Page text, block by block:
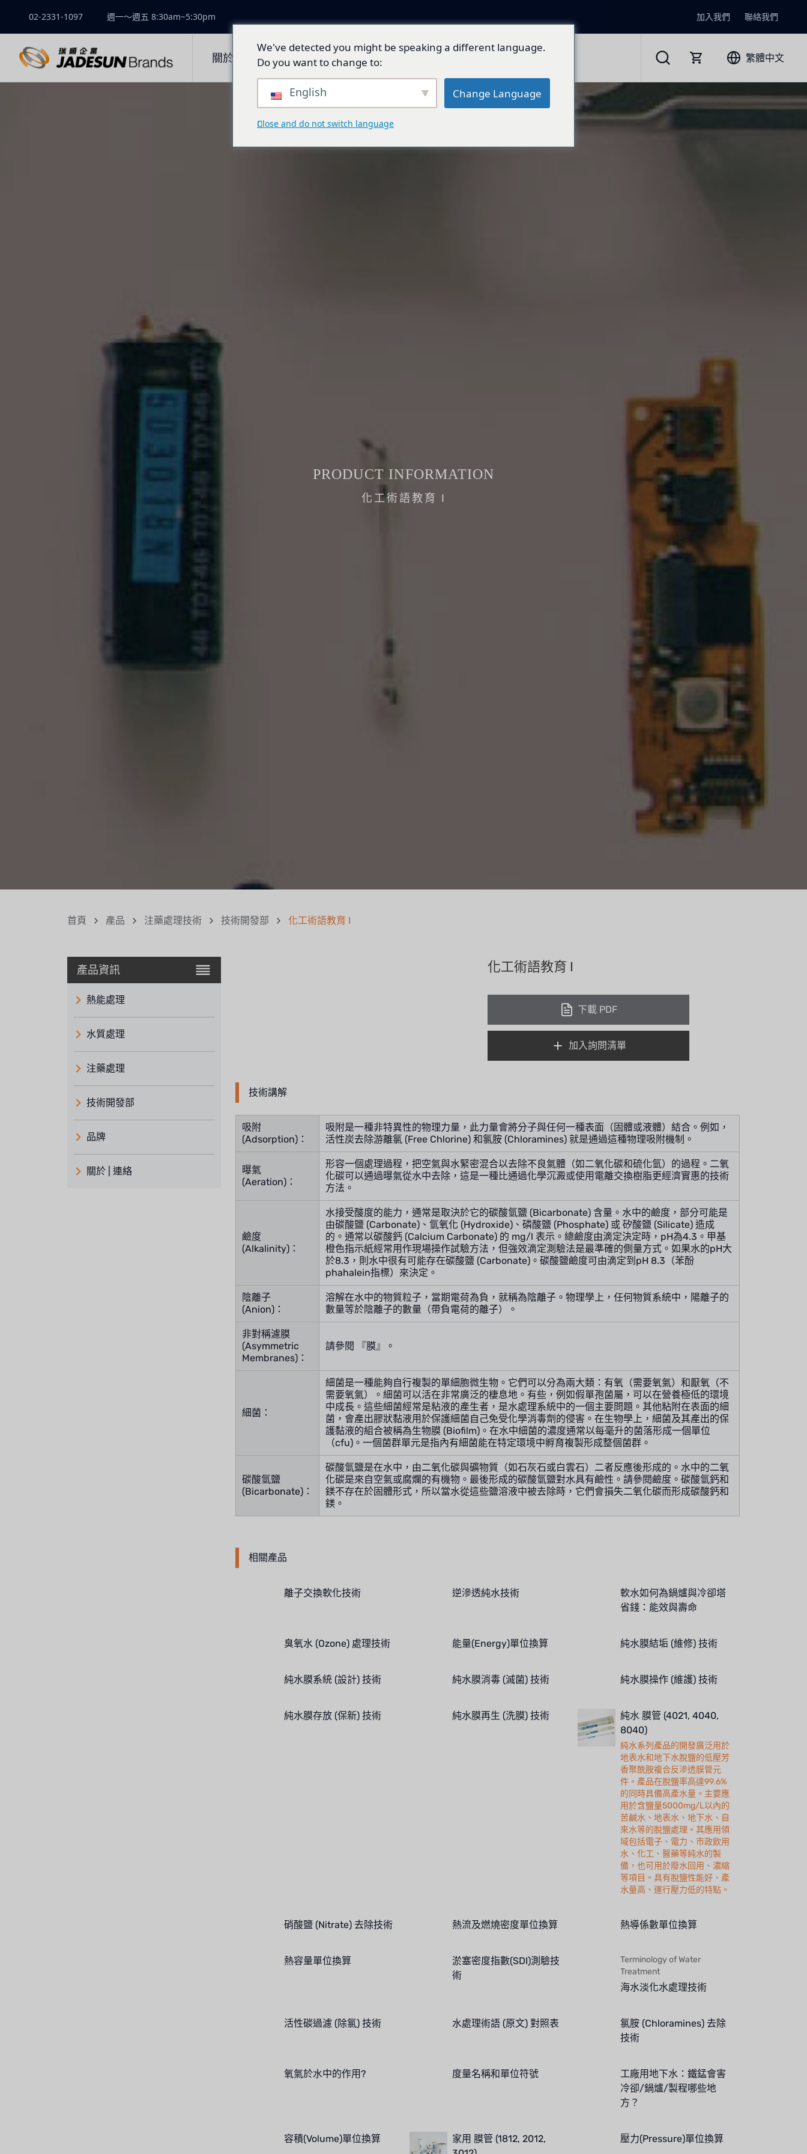
02-2331-1097 週一～週五 8:30am~5:30pm 加入我們 聯絡我們
關於瑞順 產品與解決方案 技術開發 總代理品牌 繁體中文
PRODUCT INFORMATION
化工術語教育 I
首頁 產品 注藥處理技術 技術開發部 化工術語教育 I
產品資訊
熱能處理
水質處理
注藥處理
技術開發部
品牌
義大利 ATLAS
關於 | 連絡
化工術語教育 I
下載 PDF
加入詢問清單
技術講解
吸附
(Adsorption)：
吸附是一種非特異性的物理力量，此力量會將分子與任何一種表面（固體或液體）結合。例如，
活性炭去除游離氯 (Free Chlorine) 和氯胺 (Chloramines) 就是通過這種物理吸附機制。
曝氣
(Aeration)：
形容一個處理過程，把空氣與水緊密混合以去除不良氣體（如二氧化碳和硫化氫）的過程。二氧
化碳可以通過曝氣從水中去除，這是一種比通過化學沉澱或使用電離交換樹脂更經濟實惠的技術
方法。
鹼度
(Alkalinity)：
水接受酸度的能力，通常是取決於它的碳酸氫鹽 (Bicarbonate) 含量。水中的鹼度，部分可能是
由碳酸鹽 (Carbonate)、氫氧化 (Hydroxide)、磷酸鹽 (Phosphate) 或 矽酸鹽 (Silicate) 造成
的。通常以碳酸鈣 (Calcium Carbonate) 的 mg/l 表示。總鹼度由滴定決定時，pH為4.3。甲基
橙色指示紙經常用作現場操作試驗方法，但強效滴定測驗法是最準確的側量方式。如果水的pH大
於8.3，則水中很有可能存在碳酸鹽 (Carbonate)。碳酸鹽鹼度可由滴定到pH 8.3（苯酚
phahalein指標）來決定。
陰離子
(Anion)：
溶解在水中的物質粒子，當期電荷為負，就稱為陰離子。物理學上，任何物質系統中，陽離子的
數量等於陰離子的數量（帶負電荷的離子）。
非對稱濾膜
(Asymmetric
Membranes)：
請參閱 『膜』。
細菌：
細菌是一種能夠自行複製的單細胞微生物。它們可以分為兩大類：有氧（需要氧氣）和厭氧（不
需要氧氣）。細菌可以活在非常廣泛的棲息地。有些，例如假單孢菌屬，可以在營養極低的環境
中成長。這些細菌經常是粘液的產生者，是水處理系統中的一個主要問題。其他粘附在表面的細
菌，會產出膠狀黏液用於保護細菌自己免受化學消毒劑的侵害。在生物學上，細菌及其產出的保
護黏液的組合被稱為生物膜 (Biofilm)。在水中細菌的濃度通常以每毫升的菌落形成一個單位
（cfu)。一個菌群單元是指內有細菌能在特定環境中孵育複製形成整個菌群。
碳酸氫鹽
(Bicarbonate)：
碳酸氫鹽是在水中，由二氧化碳與礦物質（如石灰石或白雲石）二者反應後形成的。水中的二氧
化碳是來自空氣或腐爛的有機物。最後形成的碳酸氫鹽對水具有鹼性。請參閱鹼度。碳酸氫鈣和
鎂不存在於固體形式，所以當水從這些鹽溶液中被去除時，它們會損失二氧化碳而形成碳酸鈣和
鎂。
相關產品
離子交換軟化技術 逆滲透純水技術
軟水如何為鍋爐與冷卻塔
省錢：能效與壽命
臭氧水 (Ozone) 處理技術 能量(Energy)單位換算 純水膜結垢 (維修) 技術
純水膜系統 (設計) 技術 純水膜消毒 (滅菌) 技術 純水膜操作 (維護) 技術
純水膜存放 (保新) 技術 純水膜再生 (洗膜) 技術
純水 膜管 (4021, 4040,
8040)
純水系列產品的開發廣泛用於
地表水和地下水脫鹽的低壓芳
香聚酰胺複合反滲透膜管元
件。產品在脫鹽率高達99.6%
的同時具備高產水量。主要應
用於含鹽量5000mg/L以內的
苦鹹水、地表水、地下水、自
來水等的脫鹽處理。其應用領
域包括電子、電力、市政飲用
水、化工、醫藥等純水的製
備，也可用於廢水回用、濃縮
等項目。具有脫鹽性能好、產
水量高、運行壓力低的特點。
硝酸鹽 (Nitrate) 去除技術 熱流及燃燒密度單位換算 熱導係數單位換算
熱容量單位換算
淤塞密度指數(SDI)測驗技
術
Terminology of Water
Treatment
海水淡化水處理技術
活性碳過濾 (除氯) 技術 水處理術語 (原文) 對照表
氯胺 (Chloramines) 去除
技術
氧氣於水中的作用? 度量名稱和單位符號
工廠用地下水：鐵錳會害
冷卻/鍋爐/製程哪些地
方？
容積(Volume)單位換算
家用 膜管 (1812, 2012,
壓力(Pressure)單位換算
We've detected you might be speaking a different language.
Do you want to change to:
English Change Language
Close and do not switch language